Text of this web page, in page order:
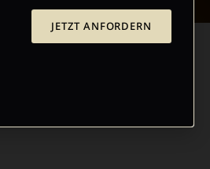
JETZT ANFORDERN